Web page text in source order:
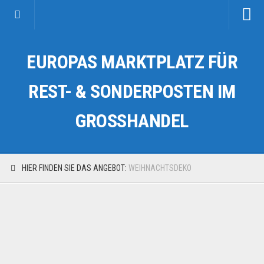
Kategorien
Auto & Motorrad
Fahrzeuge & Transport
EUROPAS MARKTPLATZ FÜR
REST- & SONDERPOSTEN IM
GROSSHANDEL
HIER FINDEN SIE DAS ANGEBOT: WEIHNACHTSDEKO